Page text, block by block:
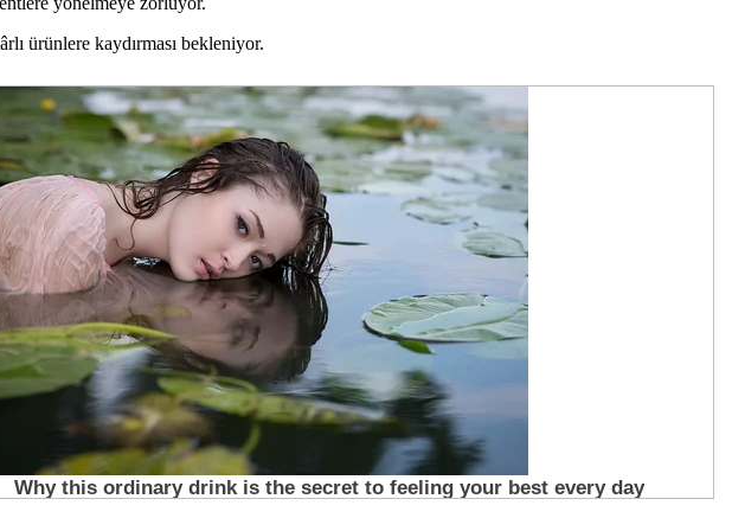
ürünlere kaydırması bekleniyor.